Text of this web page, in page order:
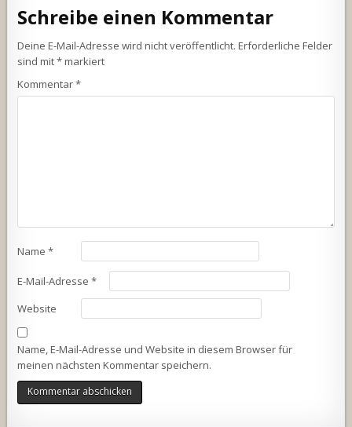
Schreibe einen Kommentar
Deine E-Mail-Adresse wird nicht veröffentlicht. Erforderliche Felder
sind mit*markiert
Kommentar*
Name*
E-Mail-Adresse*
Website
Name, E-Mail-Adresse und Website in diesem Browser für
meinen nächsten Kommentar speichern.